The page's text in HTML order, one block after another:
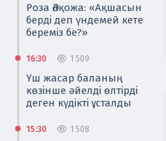
Роза Әлқожа: «Ақшасын
берді деп үндемей кете
береміз бе?»
16:30 1 509
Үш жасар баланың
көзінше әйелді өлтірді
деген күдікті ұсталды
15:30 1 508